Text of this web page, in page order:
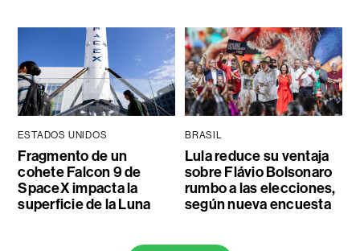
ESTADOS UNIDOS
Fragmento de un
cohete Falcon 9 de
SpaceX impacta la
superficie de la Luna
BRASIL
Lula reduce su ventaja
sobre Flávio Bolsonaro
rumbo a las elecciones,
según nueva encuesta